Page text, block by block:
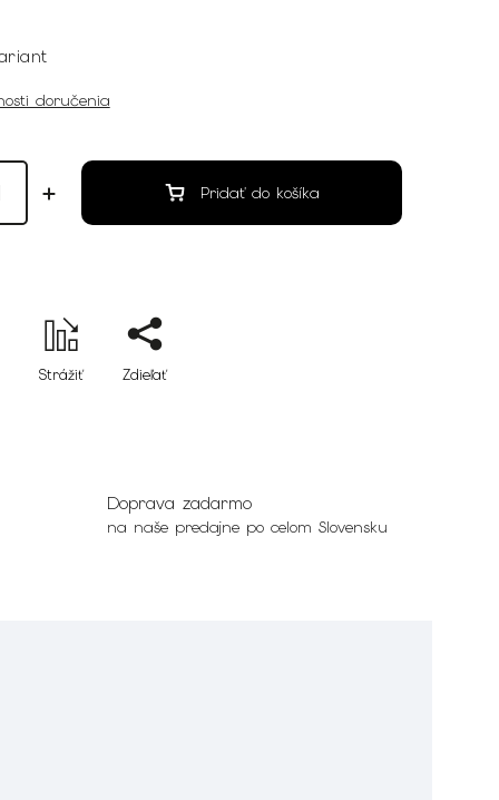
doručenia
Pridať do košíka
Strážiť Zdieľať
Doprava zadarmo
na naše predajne po celom Slovensku